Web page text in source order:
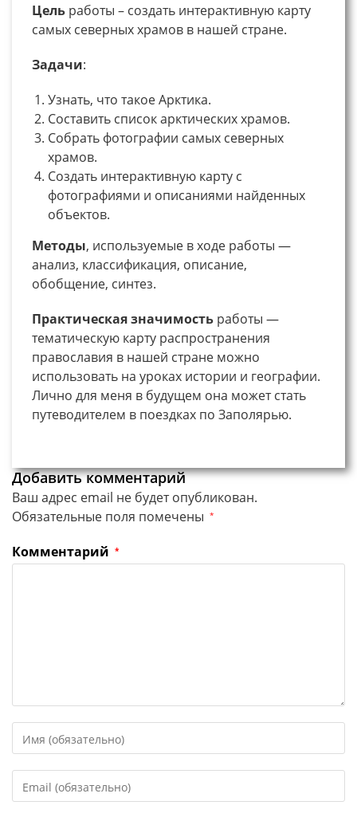
Цель работы – создать интерактивную карту
самых северных храмов в нашей стране.
Задачи:
Узнать, что такое Арктика.
Составить список арктических храмов.
Собрать фотографии самых северных
храмов.
Создать интерактивную карту с
фотографиями и описаниями найденных
объектов.
Методы, используемые в ходе работы —
анализ, классификация, описание,
обобщение, синтез.
Практическая значимость работы —
тематическую карту распространения
православия в нашей стране можно
использовать на уроках истории и географии.
Лично для меня в будущем она может стать
путеводителем в поездках по Заполярью.
Добавить комментарий
Ваш адрес email не будет опубликован.
Обязательные поля помечены *
Комментарий *
свое
или
имя
свой